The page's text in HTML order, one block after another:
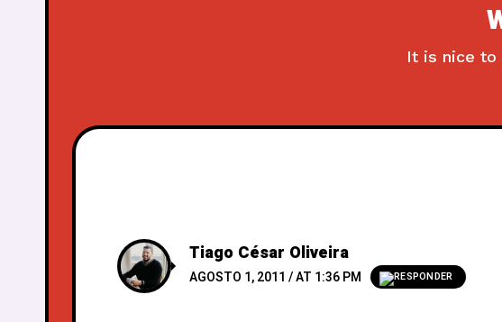
It is nice to
Tiago César Oliveira
AGOSTO 1, 2011 / AT 1:36 PM RESPONDER